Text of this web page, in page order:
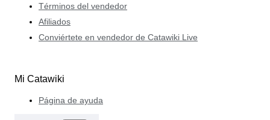
Términos del vendedor
Afiliados
Conviértete en vendedor de Catawiki Live
Mi Catawiki
Página de ayuda